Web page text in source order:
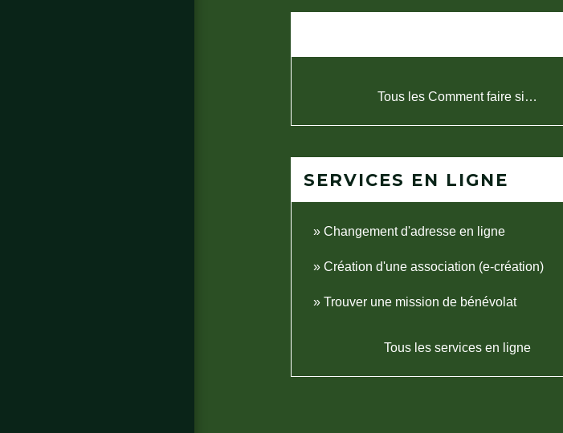
Tous les Comment faire si…
SERVICES EN LIGNE
Changement d'adresse en ligne
Création d'une association (e-création)
Trouver une mission de bénévolat
Tous les services en ligne